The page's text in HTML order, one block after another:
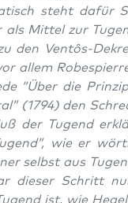
steht dafür
als Mit­tel zur
den Ven­tôs-
allem
“Über die
(1794) den
der Tugend
wie er
selbst aus
die­ser Schritt
ist, wie